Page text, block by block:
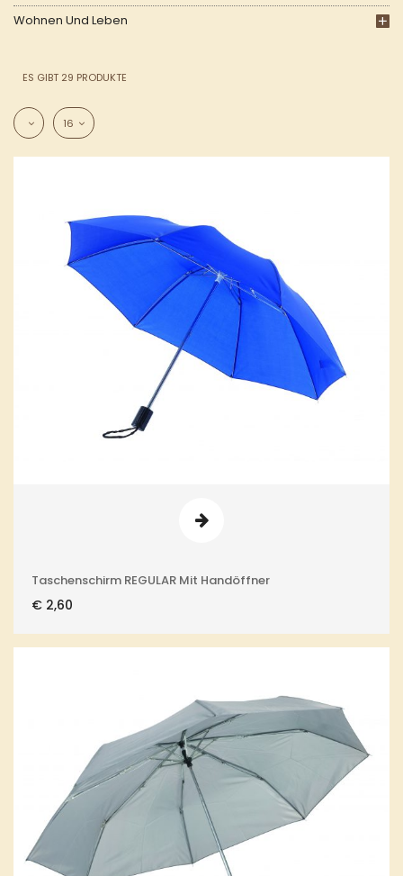
Wohnen Und Leben
ES GIBT 29 PRODUKTE
16
Taschenschirm REGULAR Mit Handöffner
€ 2,60